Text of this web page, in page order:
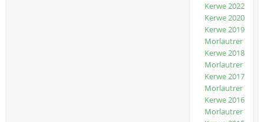
Kerwe 2022
Kerwe 2020
Kerwe 2019
Morlautrer
Kerwe 2018
Morlautrer
Kerwe 2017
Morlautrer
Kerwe 2016
Morlautrer